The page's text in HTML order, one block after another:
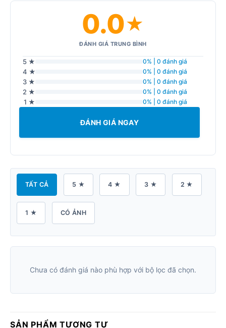
0.0★
ĐÁNH GIÁ TRUNG BÌNH
5 ★ 0% | 0 đánh giá
4 ★ 0% | 0 đánh giá
3 ★ 0% | 0 đánh giá
2 ★ 0% | 0 đánh giá
1 ★ 0% | 0 đánh giá
ĐÁNH GIÁ NGAY
TẤT CẢ 5 ★ 4 ★ 3 ★ 2 ★
1 ★ CÓ ẢNH
Chưa có đánh giá nào phù hợp với bộ lọc đã chọn.
SẢN PHẨM TƯƠNG TỰ